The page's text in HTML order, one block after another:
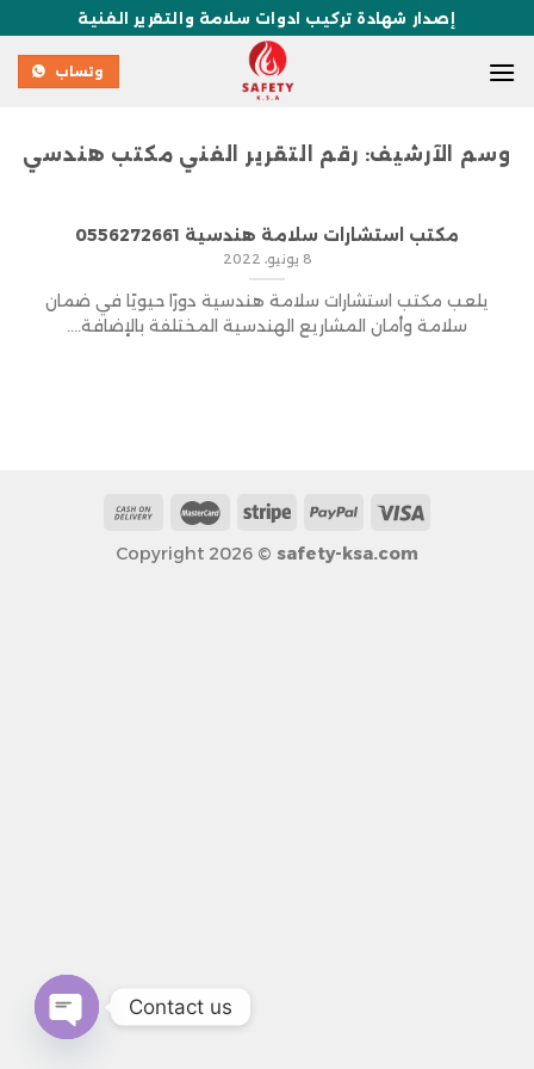
إصدار شهادة تركيب ادوات سلامة والتقرير الفنية
وتساب
وسم الآرشيف: رقم التقرير الفني مكتب هندسي
مكتب استشارات سلامة هندسية 0556272661
8 يونيو، 2022
يلعب مكتب استشارات سلامة هندسية دورًا حيويًا في ضمان
سلامة وأمان المشاريع الهندسية المختلفة بالإضافة....
Copyright 2026 © safety-ksa.com
Contact us